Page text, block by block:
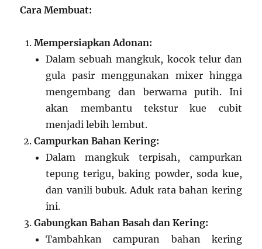
Cara Membuat:
Mempersiapkan Adonan:
Dalam sebuah mangkuk, kocok telur dan
gula pasir menggunakan mixer hingga
mengembang dan berwarna putih. Ini
akan membantu tekstur kue cubit
menjadi lebih lembut.
Campurkan Bahan Kering:
Dalam mangkuk terpisah, campurkan
tepung terigu, baking powder, soda kue,
dan vanili bubuk. Aduk rata bahan kering
ini.
Gabungkan Bahan Basah dan Kering:
Tambahkan campuran bahan kering